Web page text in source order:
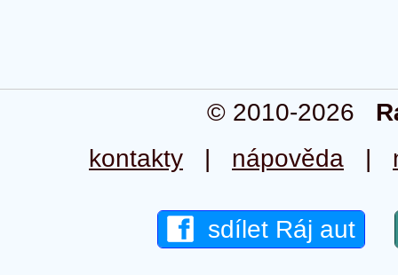
© 2010-2026
kontakty | nápověda |
sdílet Ráj aut